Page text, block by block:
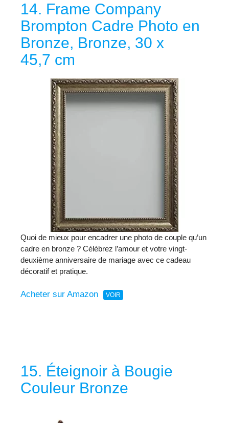
14. Frame Company
Brompton Cadre Photo en
Bronze, Bronze, 30 x
45,7 cm
Quoi de mieux pour encadrer une photo de couple qu’un
cadre en bronze ? Célébrez l’amour et votre vingt-
deuxième anniversaire de mariage avec ce cadeau
décoratif et pratique.
Acheter sur Amazon
15. Éteignoir à Bougie
Couleur Bronze